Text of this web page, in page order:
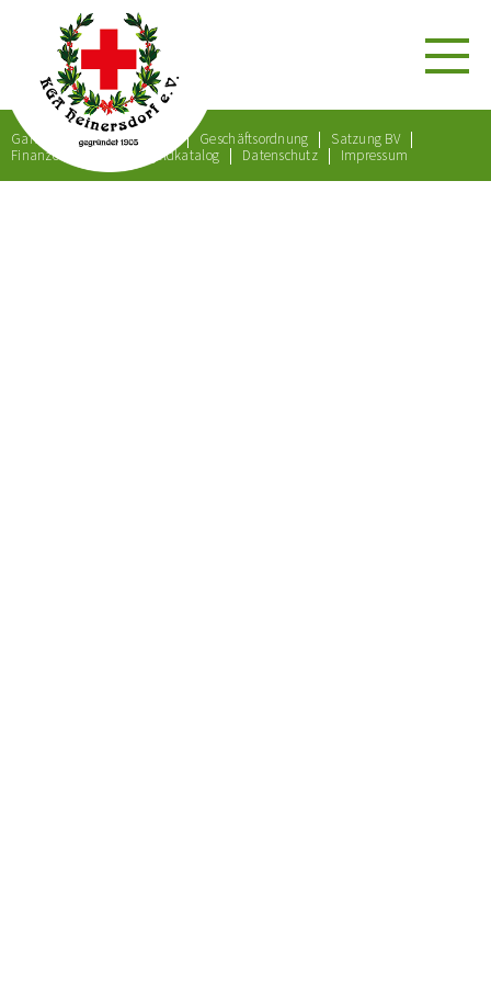
Gartenordnung Satzung Geschäftsordnung
Satzung BV
Finanzordnung
Bußgeldkatalog Datenschutz Impressum